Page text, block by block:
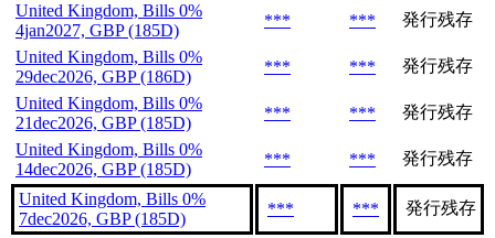
United Kingdom, Bills 0%
4jan2027, GBP (185D)
*** ***
発行残存
United Kingdom, Bills 0%
29dec2026, GBP (186D)
*** ***
発行残存
United Kingdom, Bills 0%
21dec2026, GBP (185D)
*** ***
発行残存
United Kingdom, Bills 0%
14dec2026, GBP (185D)
*** *** 発行残存
United Kingdom, Bills 0%
7dec2026, GBP (185D)
*** *** 発行残存